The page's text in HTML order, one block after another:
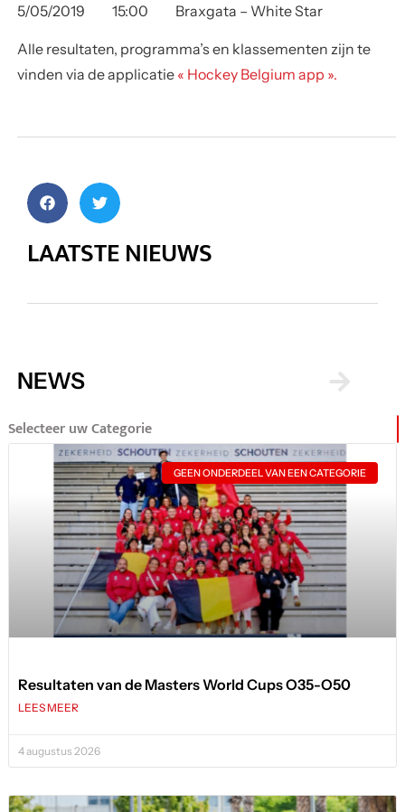
5/05/2019 15:00 Braxgata – White Star
Alle resultaten, programma’s en klassementen zijn te
vinden via de applicatie « Hockey Belgium app ».
LAATSTE NIEUWS
NEWS
Selecteer uw Categorie
GEEN ONDERDEEL VAN EEN CATEGORIE
Resultaten van de Masters World Cups O35-O50
LEES MEER
4 augustus 2026